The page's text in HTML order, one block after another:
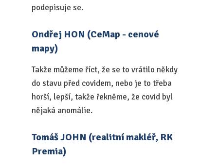
podepisuje se.
Ondřej HON (CeMap - cenové
mapy)
Takže můžeme říct, že se to vrátilo někdy
do stavu před covidem, nebo je to třeba
horší, lepší, takže řekněme, že covid byl
nějaká anomálie.
Tomáš JOHN (realitní makléř, RK
Premia)